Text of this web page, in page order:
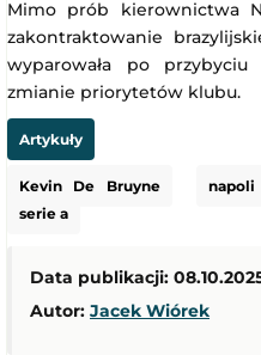
Mimo prób kierownictwa
zakontraktowanie
wyparowała po
zmianie priorytetów klubu.
Artykuły
Kevin De Bruyne napoli
serie a
Data publikacji: 08.10.2025
Autor: Jacek Wiórek